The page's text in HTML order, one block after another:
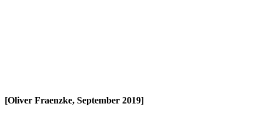
[Oliver Fraenzke, September 2019]